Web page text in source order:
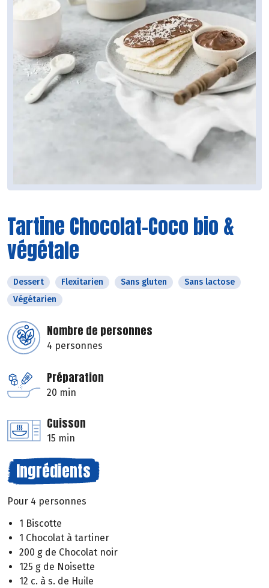
Tartine Chocolat-Coco bio &
végétale
Dessert Flexitarien Sans gluten
Sans lactose
Végétarien
Nombre de personnes
4 personnes
Préparation
20 min
Cuisson
15 min
Ingrédients
Pour 4 personnes
1 Biscotte
1 Chocolat à tartiner
200 g de Chocolat noir
125 g de Noisette
12 c. à s. de Huile